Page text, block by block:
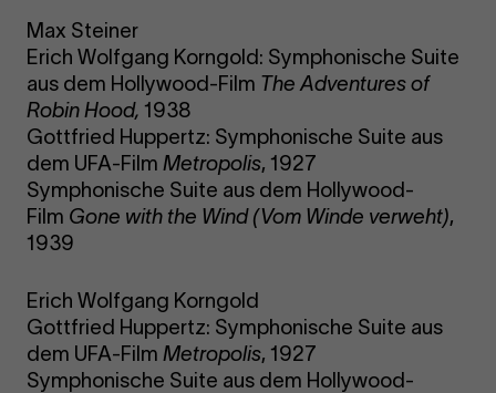
Max Steiner
Erich Wolfgang Korngold: Symphonische Suite
aus dem Hollywood-Film The Adventures of
Robin Hood, 1938
Gottfried Huppertz: Symphonische Suite aus
dem UFA-Film Metropolis, 1927
Symphonische Suite aus dem Hollywood-
Film Gone with the Wind (Vom Winde verweht),
1939
Erich Wolfgang Korngold
Gottfried Huppertz: Symphonische Suite aus
dem UFA-Film Metropolis, 1927
Symphonische Suite aus dem Hollywood-